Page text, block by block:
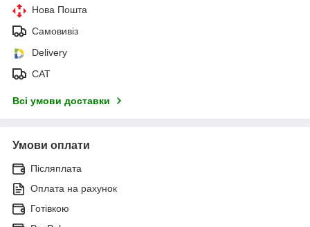
Нова Пошта
Самовивіз
Delivery
САТ
Всі умови доставки
Умови оплати
Післяплата
Оплата на рахунок
Готівкою